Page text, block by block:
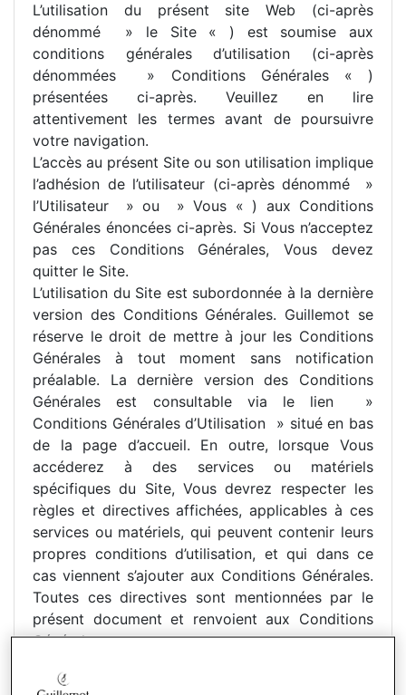
L’utilisation du présent site Web (ci-après
dénommé » le Site « ) est soumise aux
conditions générales d’utilisation (ci-après
dénommées » Conditions Générales « )
présentées ci-après. Veuillez en lire
attentivement les termes avant de poursuivre
votre navigation.
L’accès au présent Site ou son utilisation implique
l’adhésion de l’utilisateur (ci-après dénommé »
l’Utilisateur » ou » Vous « ) aux Conditions
Générales énoncées ci-après. Si Vous n’acceptez
pas ces Conditions Générales, Vous devez
quitter le Site.
L’utilisation du Site est subordonnée à la dernière
version des Conditions Générales. Guillemot se
réserve le droit de mettre à jour les Conditions
Générales à tout moment sans notification
préalable. La dernière version des Conditions
Générales est consultable via le lien »
Conditions Générales d’Utilisation » situé en bas
de la page d’accueil. En outre, lorsque Vous
accéderez à des services ou matériels
spécifiques du Site, Vous devrez respecter les
règles et directives affichées, applicables à ces
services ou matériels, qui peuvent contenir leurs
propres conditions d’utilisation, et qui dans ce
cas viennent s’ajouter aux Conditions Générales.
Toutes ces directives sont mentionnées par le
présent document et renvoient aux Conditions
Générales.
des fins commerciales de tout ou partie de ce